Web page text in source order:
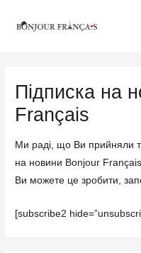
Підписка на
Français
Ми раді, що Ви прийняли
на новини Bonjour
Ви можете це зробити,
[subscribe2